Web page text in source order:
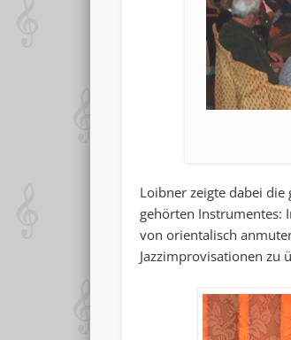
Loibner zeigte dabei
gehörten Instrumentes:
von orientalisch
Jazzimprovisationen zu